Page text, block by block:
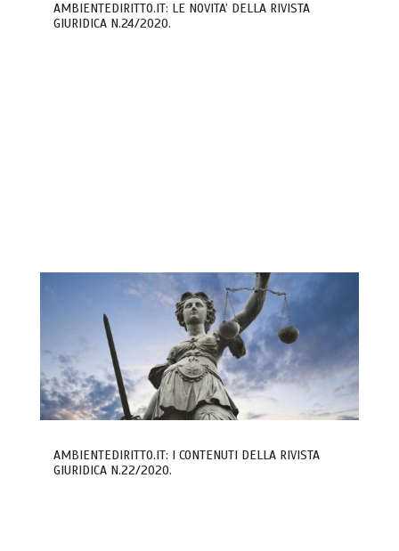
AMBIENTEDIRITTO.IT: LE NOVITA’ DELLA RIVISTA
GIURIDICA N.24/2020.
AMBIENTEDIRITTO.IT: I CONTENUTI DELLA RIVISTA
GIURIDICA N.22/2020.